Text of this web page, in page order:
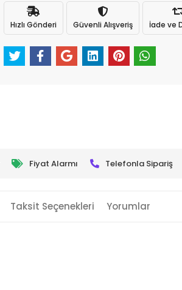
Hızlı Gönderi Güvenli Alışveriş İade ve
Fiyat Alarmı Telefonla Sipariş
Taksit Seçenekleri Yorumlar